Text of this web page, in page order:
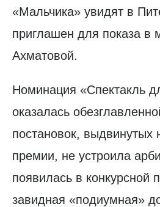
«Мальчика» увидят в
приглашен для показа в
Ахматовой.
Номинация «Спектакль
оказалась
постановок, выдвинутых
премии, не устроила
появилась в конкурсной
завидная «подиумная»